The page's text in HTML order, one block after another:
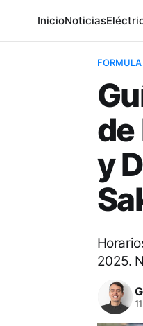
InicioNoticias
FORMULA
de
y
2025.